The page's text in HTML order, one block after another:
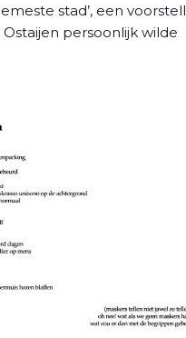
stad’, een
persoonlijk wilde